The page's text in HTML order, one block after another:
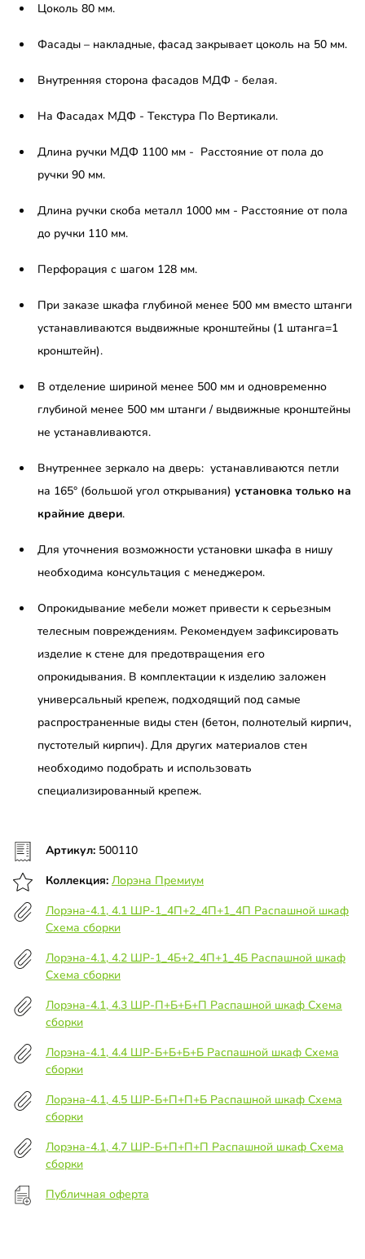
Цоколь 80 мм.
Фасады – накладные, фасад закрывает цоколь на 50 мм.
Внутренняя сторона фасадов МДФ - белая.
На Фасадах МДФ - Текстура По Вертикали.
Длина ручки МДФ 1100 мм - Расстояние от пола до
ручки 90 мм.
Длина ручки скоба металл 1000 мм - Расстояние от пола
до ручки 110 мм.
Перфорация с шагом 128 мм.
При заказе шкафа глубиной менее 500 мм вместо штанги
устанавливаются выдвижные кронштейны (1 штанга=1
кронштейн).
В отделение шириной менее 500 мм и одновременно
глубиной менее 500 мм штанги / выдвижные кронштейны
не устанавливаются.
Внутреннее зеркало на дверь: устанавливаются петли
на 165° (большой угол открывания) установка только на
крайние двери.
Для уточнения возможности установки шкафа в нишу
необходима консультация с менеджером.
Опрокидывание мебели может привести к серьезным
телесным повреждениям. Рекомендуем зафиксировать
изделие к стене для предотвращения его
опрокидывания. В комплектации к изделию заложен
универсальный крепеж, подходящий под самые
распространенные виды стен (бетон, полнотелый кирпич,
пустотелый кирпич). Для других материалов стен
необходимо подобрать и использовать
специализированный крепеж.
Артикул: 500110
Коллекция: Лорэна Премиум
Лорэна-4.1, 4.1 ШР-1_4П+2_4П+1_4П Распашной шкаф
Схема сборки
Лорэна-4.1, 4.2 ШР-1_4Б+2_4П+1_4Б Распашной шкаф
Схема сборки
Лорэна-4.1, 4.3 ШР-П+Б+Б+П Распашной шкаф Схема
сборки
Лорэна-4.1, 4.4 ШР-Б+Б+Б+Б Распашной шкаф Схема
сборки
Лорэна-4.1, 4.5 ШР-Б+П+П+Б Распашной шкаф Схема
сборки
Лорэна-4.1, 4.7 ШР-Б+П+П+П Распашной шкаф Схема
сборки
Публичная оферта